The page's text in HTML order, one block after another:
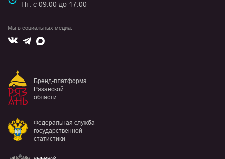
Пт: с 09:00 до 17:00
Мы в социальных медиа:
Вконтакте
Telegram
Max
Бренд-платформа
Рязанской
области
Федеральная служба
государственной
статистики